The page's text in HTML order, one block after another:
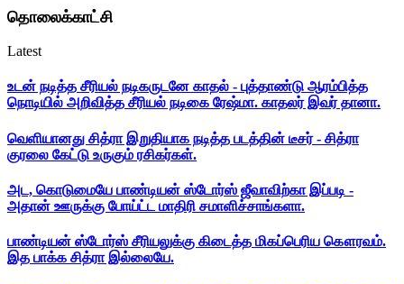
தொலைக்காட்சி
Latest
உடன் நடித்த சீரியல் நடிகருடனே காதல் - புத்தாண்டு ஆரம்பித்த
நொடியில் அறிவித்த சீரியல் நடிகை ரேஷ்மா. காதலர் இவர் தானா.
வெளியானது சித்ரா இறுதியாக நடித்த படத்தின் டீசர் - சித்ரா
குரலை கேட்டு உருகும் ரசிகர்கள்.
அட, கொடுமையே பாண்டியன் ஸ்டோர்ஸ் ஜீவாவிற்கா இப்படி -
அதான் ஊருக்கு போய்ட்ட மாதிரி சமாளிச்சாங்களா.
பாண்டியன் ஸ்டோர்ஸ் சீரியலுக்கு கிடைத்த மிகப்பெரிய கௌரவம்.
இத பாக்க சித்ரா இல்லையே.